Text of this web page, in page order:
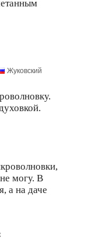
Жуковский
могу. В
а на даче